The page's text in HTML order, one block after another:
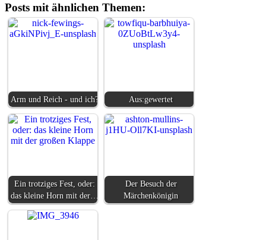
Posts mit ähnlichen Themen:
Arm und Reich - und ich? Aus:gewertet
Ein trotziges Fest, oder:
das kleine Horn mit der…
Der Besuch der
Märchenkönigin